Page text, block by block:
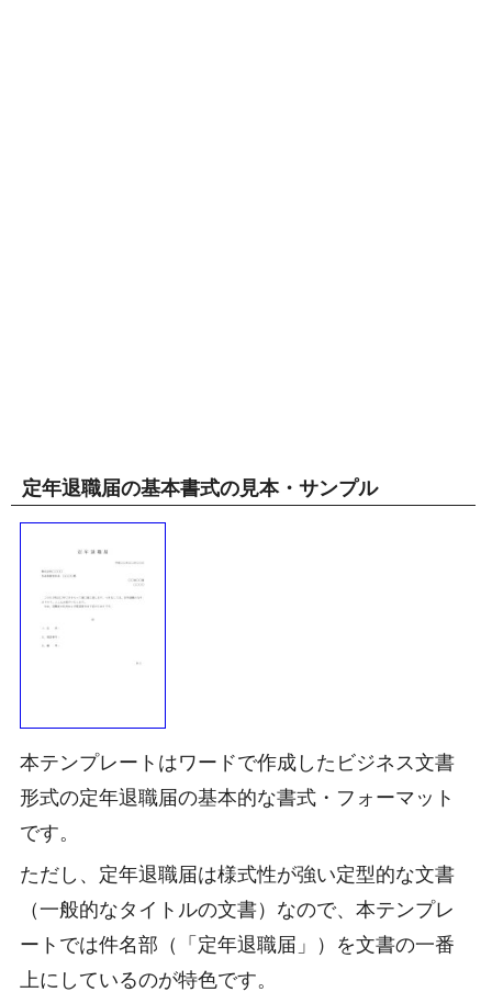
定年退職届の基本書式の見本・サンプル
本テンプレートはワードで作成したビジネス文書
形式の定年退職届の基本的な書式・フォーマット
です。
ただし、定年退職届は様式性が強い定型的な文書
（一般的なタイトルの文書）なので、本テンプレ
ートでは件名部（「定年退職届」）を文書の一番
上にしているのが特色です。